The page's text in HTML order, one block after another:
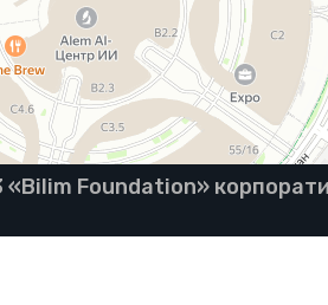
Foundation»